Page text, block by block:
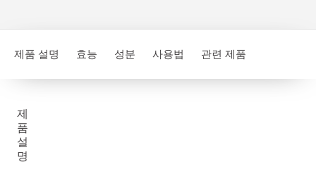
제품 설명 효능 성분 사용법 관련 제품
제
품
설
명